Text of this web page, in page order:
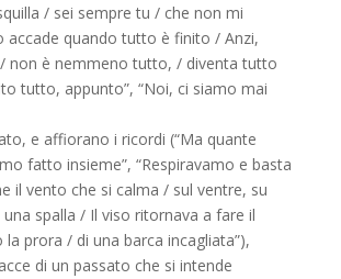
/ sei sempre tu / che non mi
accade quando tutto è finito / Anzi,
non è nemmeno tutto, / diventa tutto
tutto, appunto”, “Noi, ci siamo mai
e affiorano i ricordi (“Ma quante
fatto insieme”, “Respiravamo e basta
il vento che si calma / sul ventre, su
spalla / Il viso ritornava a fare il
prora / di una barca incagliata”),
di un passato che si intende